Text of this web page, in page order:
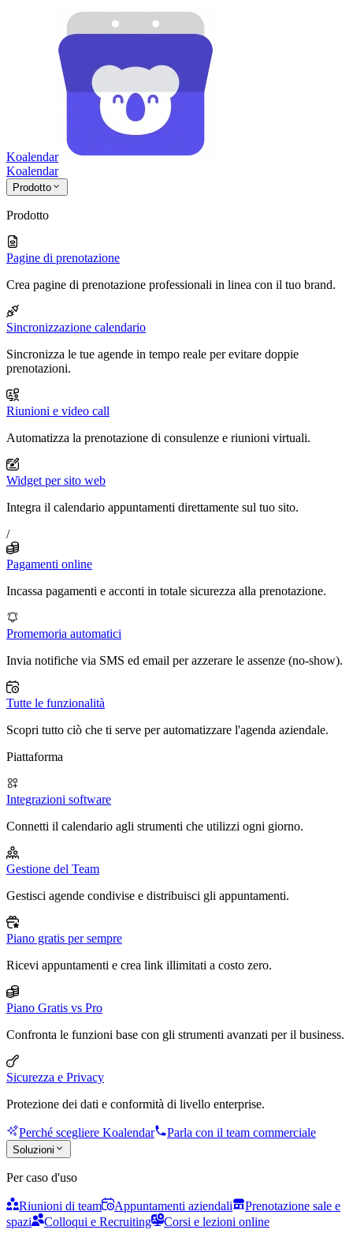
Koalendar
Koalendar
Prodotto
Prodotto
Pagine di prenotazione
Crea pagine di prenotazione professionali in linea con il tuo brand.
Sincronizzazione calendario
Sincronizza le tue agende in tempo reale per evitare doppie
prenotazioni.
Riunioni e video call
Automatizza la prenotazione di consulenze e riunioni virtuali.
Widget per sito web
Integra il calendario appuntamenti direttamente sul tuo sito.
/
Pagamenti online
Incassa pagamenti e acconti in totale sicurezza alla prenotazione.
Promemoria automatici
Invia notifiche via SMS ed email per azzerare le assenze (no-show).
Tutte le funzionalità
Scopri tutto ciò che ti serve per automatizzare l'agenda aziendale.
Piattaforma
Integrazioni software
Connetti il calendario agli strumenti che utilizzi ogni giorno.
Gestione del Team
Gestisci agende condivise e distribuisci gli appuntamenti.
Piano gratis per sempre
Ricevi appuntamenti e crea link illimitati a costo zero.
Piano Gratis vs Pro
Confronta le funzioni base con gli strumenti avanzati per il business.
Sicurezza e Privacy
Protezione dei dati e conformità di livello enterprise.
Perché scegliere Koalendar Parla con il team commerciale
Soluzioni
Per caso d'uso
Riunioni di team Appuntamenti aziendali
Prenotazione sale e
spazi
Colloqui e Recruiting
Corsi e lezioni online